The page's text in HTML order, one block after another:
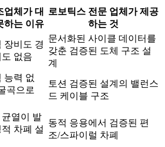
업체가 대
하는 이유
로보틱스 전문 업체가 제공
하는 것
장비도 경
없음
문서화된 사이클 데이터를
갖춘 검증된 도체 구조 설
계
능력 없
곡으로
토션 검증된 설계의 밸런스
드 케이블 구조
열이 발
차폐 설
동적 응용에서 검증된 편
조/스파이럴 차폐